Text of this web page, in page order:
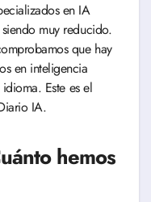
en IA
muy reducido.
que hay
en inteligencia
Este es el
IA.
hemos